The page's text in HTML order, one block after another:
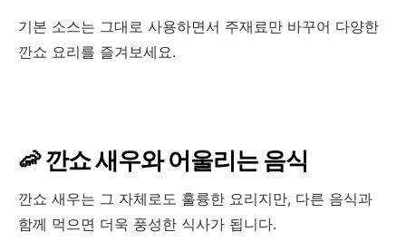
기본 소스는 그대로 사용하면서 주재료만 바꾸어 다양한
깐쇼 요리를 즐겨보세요.
🦐 깐쇼 새우와 어울리는 음식
깐쇼 새우는 그 자체로도 훌륭한 요리지만, 다른 음식과
함께 먹으면 더욱 풍성한 식사가 됩니다.